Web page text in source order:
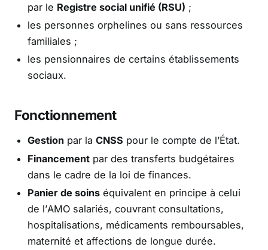
par le Registre social unifié (RSU) ;
les personnes orphelines ou sans ressources
familiales ;
les pensionnaires de certains établissements
sociaux.
Fonctionnement
Gestionpar la CNSS pour le compte de l’État.
Financementpar des transferts budgétaires
dans le cadre de la loi de finances.
Panier de soinséquivalent en principe à celui
de l’AMO salariés, couvrant consultations,
hospitalisations, médicaments remboursables,
maternité et affections de longue durée.